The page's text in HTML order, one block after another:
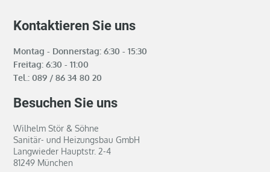
Kontaktieren Sie uns
Montag - Donnerstag: 6:30 - 15:30
Freitag: 6:30 - 11:00
Tel.:089 / 86 34 80 20
Besuchen Sie uns
Wilhelm Stör & Söhne
Sanitär- und Heizungsbau GmbH
Langwieder Hauptstr. 2-4
81249 München